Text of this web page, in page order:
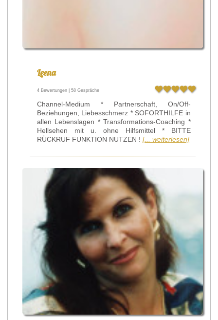
Leena
4 Bewertungen | 58 Gespräche
Channel-Medium * Partnerschaft, On/Off-
Beziehungen, Liebesschmerz * SOFORTHILFE in
allen Lebenslagen * Transformations-Coaching *
Hellsehen mit u. ohne Hilfsmittel * BITTE
RÜCKRUF FUNKTION NUTZEN ! [... weiterlesen]